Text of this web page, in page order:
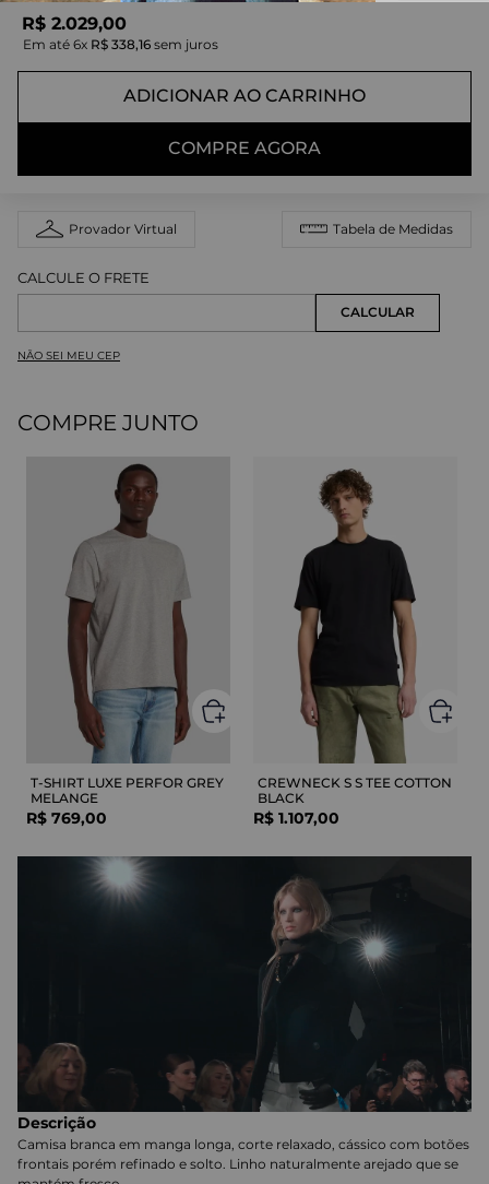
R$ 2.029,00
Em até 6x R$ 338,16 sem juros
ADICIONAR AO CARRINHO
COMPRE AGORA
Provador Virtual Tabela de Medidas
NÃO SEI MEU CEP
COMPRE JUNTO
T-SHIRT LUXE PERFOR GREY
MELANGE
R$ 769,00
CREWNECK S S TEE COTTON
BLACK
R$ 1.107,00
Descrição
Camisa branca em manga longa, corte relaxado, cássico com botões
frontais porém refinado e solto. Linho naturalmente arejado que se